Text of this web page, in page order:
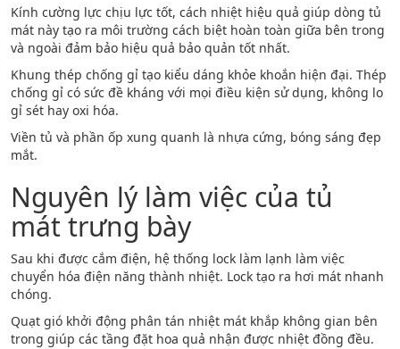
Kính cường lực chịu lực tốt, cách nhiệt hiệu quả giúp dòng tủ
mát này tạo ra môi trường cách biệt hoàn toàn giữa bên trong
và ngoài đảm bảo hiệu quả bảo quản tốt nhất.
Khung thép chống gỉ tạo kiểu dáng khỏe khoắn hiện đại. Thép
chống gỉ có sức đề kháng với mọi điều kiện sử dụng, không lo
gỉ sét hay oxi hóa.
Viền tủ và phần ốp xung quanh là nhựa cứng, bóng sáng đẹp
mắt.
Nguyên lý làm việc của tủ
mát trưng bày
Sau khi được cắm điện, hệ thống lock làm lạnh làm việc
chuyển hóa điện năng thành nhiệt. Lock tạo ra hơi mát nhanh
chóng.
Quạt gió khởi động phân tán nhiệt mát khắp không gian bên
trong giúp các tầng đặt hoa quả nhận được nhiệt đồng đều.